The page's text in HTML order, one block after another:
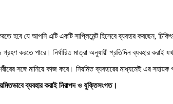
হবে যে আপনি এটি একটি সাপ্লিমেন্ট হিসেবে ব্যবহার করছেন,
করতে পারে। নির্ধারিত মাত্রা অনুযায়ী প্রতিদিন ব্যবহার করাই
সঙ্গে মানিয়ে কাজ করে। নিয়মিত ব্যবহারের মাধ্যমেই এর সহায়ক
ব্যবহার করাই নিরাপদ ও যুক্তিসংগত।